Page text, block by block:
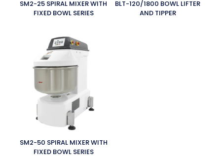
SM2-25 SPIRAL MIXER WITH
FIXED BOWL SERIES
BLT-120/1800 BOWL LIFTER
AND TIPPER
SM2-50 SPIRAL MIXER WITH
FIXED BOWL SERIES